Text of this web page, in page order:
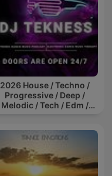
2026 House / Techno /
Progressive / Deep /
Melodic / Tech / Edm /
Dance Musi